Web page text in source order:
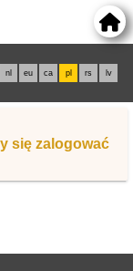
nl eu ca pl rs lv
się zalogować